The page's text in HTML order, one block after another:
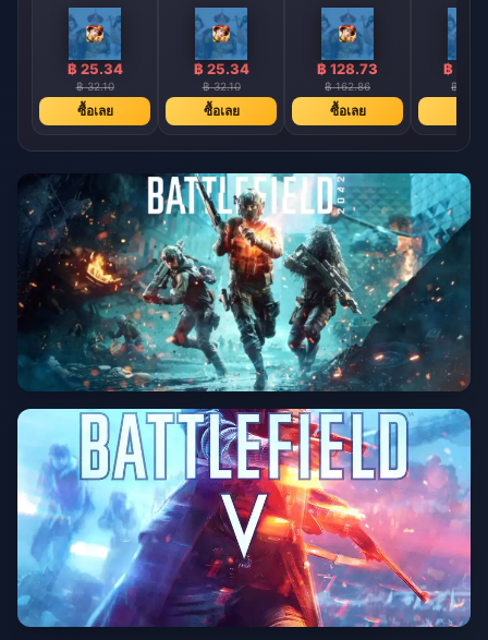
฿ 25.34
฿ 32.10
ซื้อเลย
฿ 25.34
฿ 32.10
ซื้อเลย
฿ 128.73
฿ 162.86
ซื้อเลย
฿
฿